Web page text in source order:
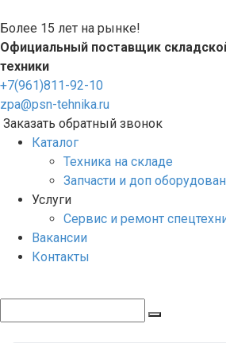
к
контенту
Более 15 лет на рынке!
Официальный поставщик
техники
+7(961)811-92-10
zpa@psn-tehnika.ru
Заказать обратный звонок
Каталог
Техника на складе
Запчасти и доп
Услуги
Сервис и ремонт
Вакансии
Контакты